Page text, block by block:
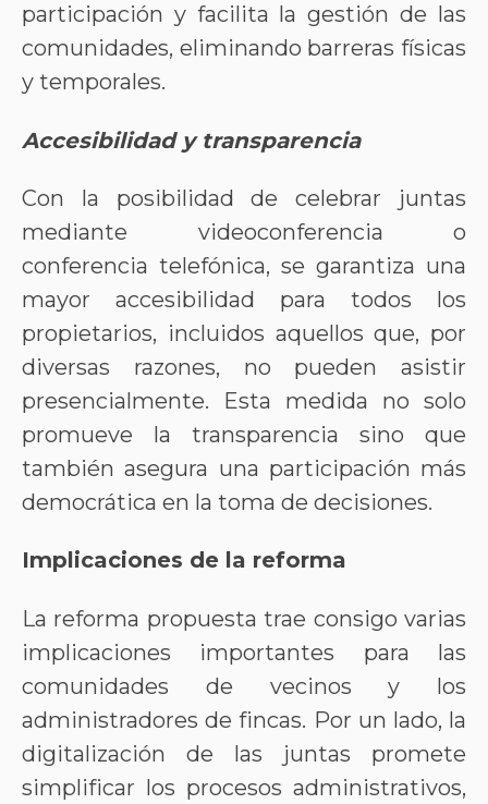
participación y facilita la gestión de las
comunidades, eliminando barreras físicas
y temporales.
Accesibilidad y transparencia
Con la posibilidad de celebrar juntas
mediante videoconferencia o
conferencia telefónica, se garantiza una
mayor accesibilidad para todos los
propietarios, incluidos aquellos que, por
diversas razones, no pueden asistir
presencialmente. Esta medida no solo
promueve la transparencia sino que
también asegura una participación más
democrática en la toma de decisiones.
Implicaciones de la reforma
La reforma propuesta trae consigo varias
implicaciones importantes para las
comunidades de vecinos y los
administradores de fincas. Por un lado, la
digitalización de las juntas promete
simplificar los procesos administrativos,